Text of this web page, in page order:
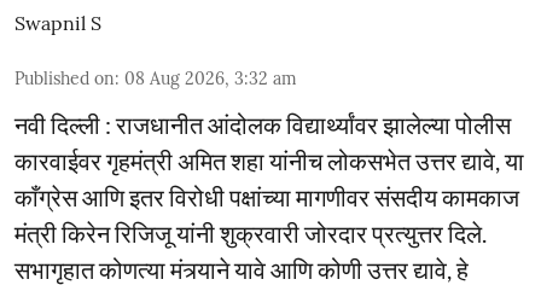
Swapnil S
Published on: 08 Aug 2026, 3:32 am
नवी दिल्ली : राजधानीत आंदोलक विद्यार्थ्यांवर झालेल्या पोलीस
कारवाईवर गृहमंत्री अमित शहा यांनीच लोकसभेत उत्तर द्यावे, या
काँग्रेस आणि इतर विरोधी पक्षांच्या मागणीवर संसदीय कामकाज
मंत्री किरेन रिजिजू यांनी शुक्रवारी जोरदार प्रत्युत्तर दिले.
सभागृहात कोणत्या मंत्र्याने यावे आणि कोणी उत्तर द्यावे, हे